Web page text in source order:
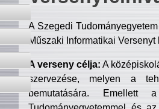
A Szegedi
Műszaki Informatikai
A verseny célja: A
szervezése, melyen a
bemutatására. Emellett